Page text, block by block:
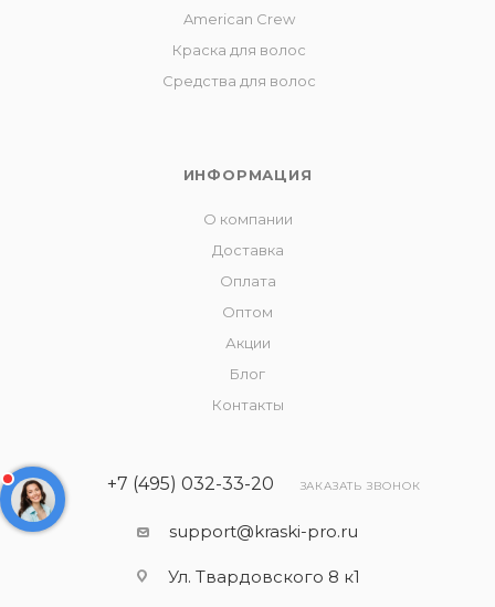
American Crew
Краска для волос
Средства для волос
ИНФОРМАЦИЯ
О компании
Доставка
Оплата
Оптом
Акции
Блог
Контакты
+7 (495) 032-33-20 ЗАКАЗАТЬ ЗВОНОК
support@kraski-pro.ru
Ул. Твардовского 8 к1